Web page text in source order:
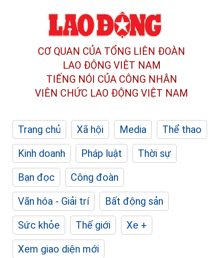
CƠ QUAN CỦA TỔNG LIÊN ĐOÀN
LAO ĐỘNG VIỆT NAM
TIẾNG NÓI CỦA CÔNG NHÂN
VIÊN CHỨC LAO ĐỘNG VIỆT NAM
Trang chủ Xã hội Media
Thể thao
Kinh doanh
Pháp luật
Thời sự
Bạn đọc
Công đoàn
Văn hóa - Giải trí
Bất động sản
Sức khỏe
Thế giới
Xe +
Xem giao diện mới